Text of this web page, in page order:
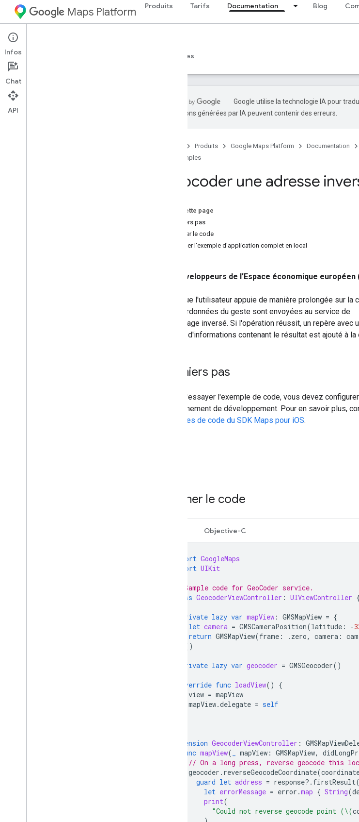
Maps Platform Produits Tarifs Documentation Blog
iOS
Guides
Ressources
Google utilise la technologie IA pour
traductions générées par IA peuvent contenir des erreurs.
Produits Google Maps Platform Documentation
Exemples
Géocoder une adresse
Sur cette page
Premiers pas
Afficher le code
Exécuter l'exemple d'application complet en local
Développeurs de l'Espace économique européen
Lorsque l'utilisateur appuie de manière prolongée sur la
les coordonnées du geste sont envoyées au service de
géocodage inversé. Si l'opération réussit, un repère avec
fenêtre d'informations contenant le résultat est ajouté à la
Premiers pas
Avant d'essayer l'exemple de code, vous devez
environnement de développement. Pour en savoir plus,
Exemples de code du SDK Maps pour iOS.
Afficher le code
Objective-C
import GoogleMaps
import UIKit
// Sample code for GeoCoder service.
class GeocoderViewController : UIViewController {
private lazy var mapView : GMSMapView = {
let camera = GMSCameraPosition(latitude : -
return GMSMapView(frame : . zero, camera :
}()
private lazy var geocoder = GMSGeocoder()
override func loadView()
{
view = mapView
mapView.delegate = self
extension GeocoderViewController :
func mapView( mapView : GMSMapView,
// On a long press, reverse geocode this
geocoder . reverseGeocodeCoordinate(
guard let address = response?. firstResult
let errorMessage = error .map { String(
print(
"Could not reverse geocode point (\(
Infos
Chat
API